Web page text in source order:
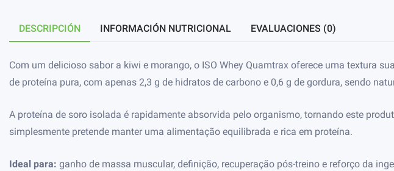
DESCRIPCIÓN INFORMACIÓN NUTRICIONAL EVALUACIONES (0)
Com um delicioso sabor a kiwi e morango, o ISO Whey Quamtrax oferece uma textura
de proteína pura, com apenas 2,3 g de hidratos de carbono e 0,6 g de gordura, sendo
A proteína de soro isolada é rapidamente absorvida pelo organismo, tornando este
simplesmente pretende manter uma alimentação equilibrada e rica em proteína.
Ideal para: ganho de massa muscular, definição, recuperação pós-treino e reforço da